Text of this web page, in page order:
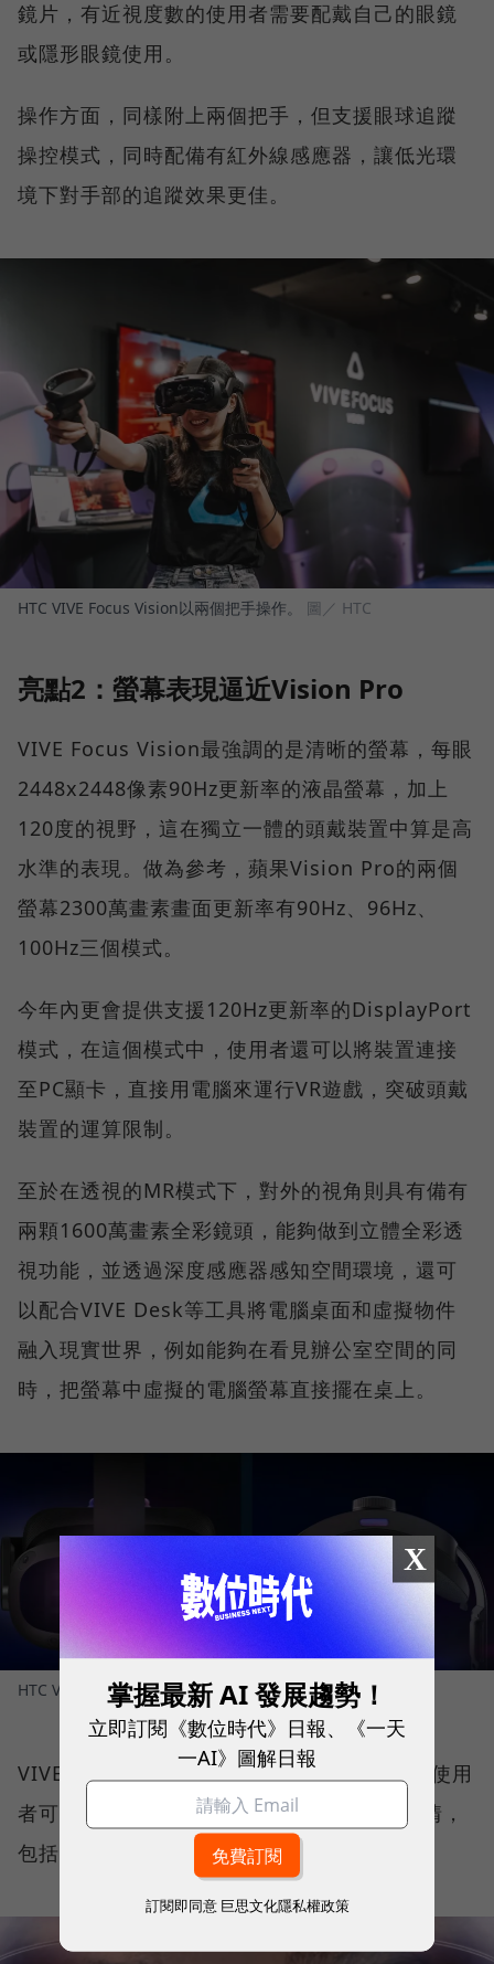
鏡片，有近視度數的使用者需要配戴自己的眼鏡
或隱形眼鏡使用。
操作方面，同樣附上兩個把手，但支援眼球追蹤
操控模式，同時配備有紅外線感應器，讓低光環
境下對手部的追蹤效果更佳。
HTC VIVE Focus Vision以兩個把手操作。 圖／ HTC
亮點2：螢幕表現逼近Vision Pro
VIVE Focus Vision最強調的是清晰的螢幕，每眼
2448x2448像素90Hz更新率的液晶螢幕，加上
120度的視野，這在獨立一體的頭戴裝置中算是高
水準的表現。做為參考，蘋果Vision Pro的兩個
螢幕2300萬畫素畫面更新率有90Hz、96Hz、
100Hz三個模式。
今年內更會提供支援120Hz更新率的DisplayPort
模式，在這個模式中，使用者還可以將裝置連接
至PC顯卡，直接用電腦來運行VR遊戲，突破頭戴
裝置的運算限制。
至於在透視的MR模式下，對外的視角則具有備有
兩顆1600萬畫素全彩鏡頭，能夠做到立體全彩透
視功能，並透過深度感應器感知空間環境，還可
以配合VIVE Desk等工具將電腦桌面和虛擬物件
融入現實世界，例如能夠在看見辦公室空間的同
時，把螢幕中虛擬的電腦螢幕直接擺在桌上。
HTC VIVE Focus Vision在感測器進行加強。 圖／ HTC
VIVE Focus Vision還支援表情偵測等功能，使用
者可以通過穿戴裝置控制Vtuber做出各種表情，
包括眨眼、吐舌等。
X
掌握最新 AI 發展趨勢！
立即訂閱《數位時代》日報、《一天
一AI》圖解日報
訂閱即同意 巨思文化隱私權政策